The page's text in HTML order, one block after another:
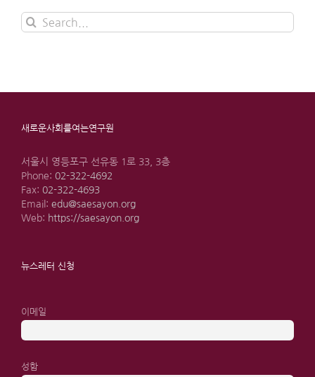
Search
for:
새로운사회를여는연구원
서울시 영등포구 선유동 1로 33, 3층
Phone: 02-322-4692
Fax: 02-322-4693
Email: edu@saesayon.org
Web: https://saesayon.org
뉴스레터 신청
이메일
성함